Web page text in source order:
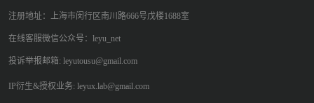
注册地址：上海市闵行区南川路666号戊楼1688室
在线客服微信公众号：leyu_net
投诉举报邮箱: leyutousu@gmail.com
IP衍生&授权业务: leyux.lab@gmail.com